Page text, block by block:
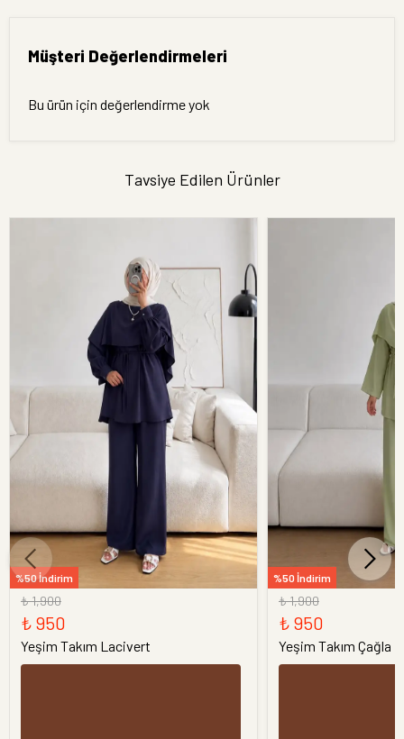
Müşteri Değerlendirmeleri
Bu ürün için değerlendirme yok
Tavsiye Edilen Ürünler
%50 İndirim
₺ 1,900
₺ 950
Yeşim Takım Lacivert
%50 İndirim
₺ 1,900
₺ 950
Yeşim Takım Çağla